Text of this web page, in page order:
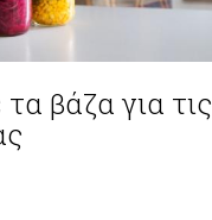
βάζα για τις